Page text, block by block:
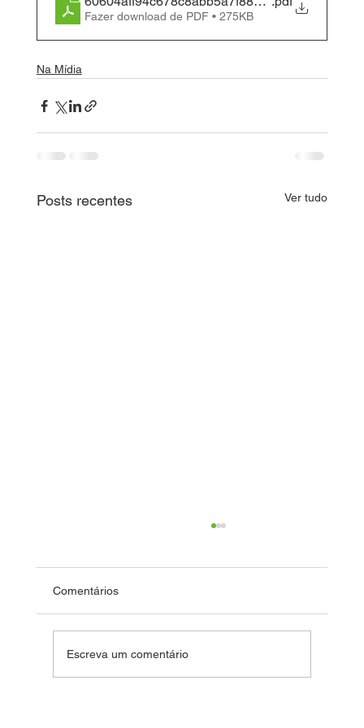
Fazer download de PDF • 275KB
Na Mídia
Posts recentes Ver tudo
Comentários
Escreva um comentário